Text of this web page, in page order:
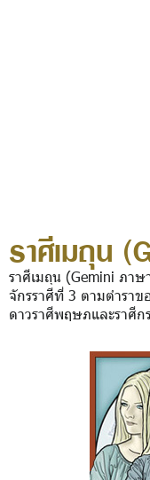
ราศีเมถุน
ราศีเมถุน (Gemini ภา
จักรราศีที่ 3 ตามตำราข
ดาวราศีพฤษภและราศีก